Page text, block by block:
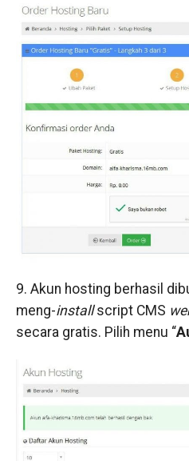
9. Akun hosting berhasil
meng-installscript CMS
secara gratis. Pilih menu “